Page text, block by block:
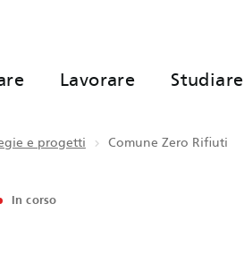
Lavorare Studiare
e progetti Comune Zero Rifiuti
In corso